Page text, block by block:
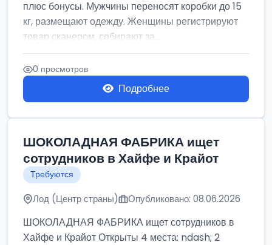
плюс бонусы. Мужчины переносят коробки до 15
кг, размещают одежду. Женщины регистрируют
товар сканером, собирают за...
0 просмотров
Подробнее
ШОКОЛАДНАЯ ФАБРИКА ищет
сотрудников в Хайфе и Крайот
Требуются
Лод (Центр страны) Опубликовано: 08.06.2026
ШОКОЛАДНАЯ ФАБРИКА ищет сотрудников в
Хайфе и Крайот Открыты 4 места: ndash; 2